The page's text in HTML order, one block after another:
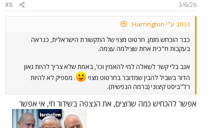
3/6/26
#8
נכתב ע"י Harrington:
כבר הוכחש מזמן. חרטוט מצוי של התקשורת הישראלית, כנראה
בעקבות ח"כית אחת שצילמה עצמה.
אגב בלי קשר לשאלה למי להאמין וכו', באמת שלא צריך להיות גאון
הדור בשביל להבין שמדובר בחרטוט מצוי
. מספיק לא להיות
רל"ביסט קיצוני (ברמה הנפשית).
אפשר להכחיש כמה שרוצים, את הנצפה בשידור חי, אי אפשר